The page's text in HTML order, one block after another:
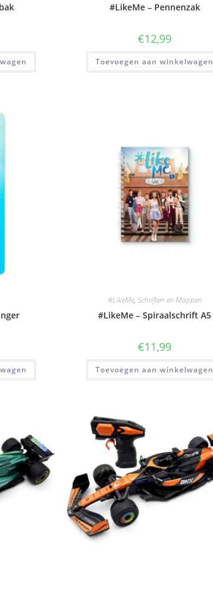
#LikeMe – Pennenzak
€12,99
Toevoegen aan winkelwagen
#LikeMe, Schriften en Mappen
#LikeMe – Spiraalschrift A5
€11,99
Toevoegen aan winkelwagen